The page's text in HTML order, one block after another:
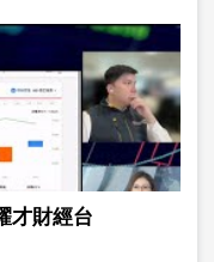
才財經台